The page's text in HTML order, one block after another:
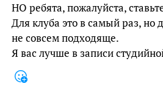
НО ребята, пожалуйста,
Для клуба это в самый раз,
не совсем подходяще.
Я вас лучше в записи